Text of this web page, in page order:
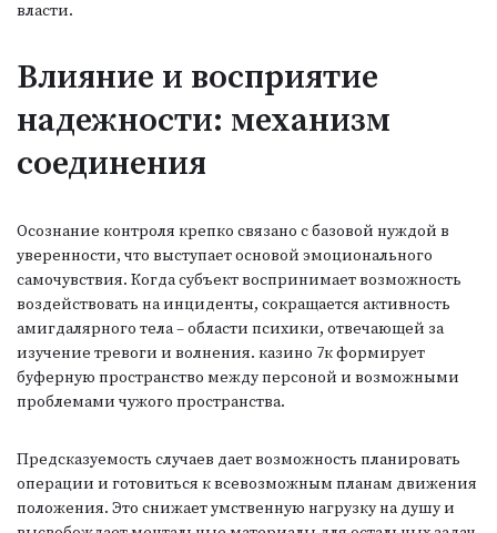
власти.
Влияние и восприятие
надежности: механизм
соединения
Осознание контроля крепко связано с базовой нуждой в
уверенности, что выступает основой эмоционального
самочувствия. Когда субъект воспринимает возможность
воздействовать на инциденты, сокращается активность
амигдалярного тела – области психики, отвечающей за
изучение тревоги и волнения. казино 7к формирует
буферную пространство между персоной и возможными
проблемами чужого пространства.
Предсказуемость случаев дает возможность планировать
операции и готовиться к всевозможным планам движения
положения. Это снижает умственную нагрузку на душу и